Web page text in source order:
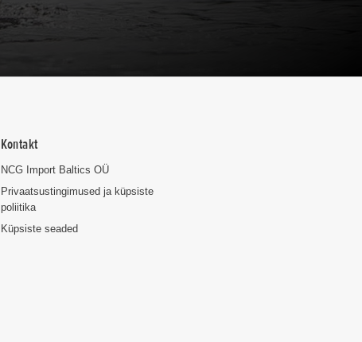
Kontakt
NCG Import Baltics OÜ
Privaatsustingimused ja küpsiste
poliitika
Küpsiste seaded